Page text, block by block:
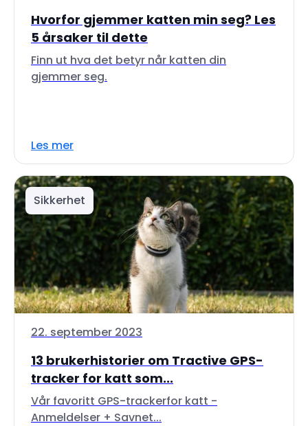
Hvorfor gjemmer katten min seg? Les
5 årsaker til dette
Finn ut hva det betyr når katten din
gjemmer seg.
Les mer
Sikkerhet
22. september 2023
13 brukerhistorier om Tractive GPS-
tracker for katt som...
Vår favoritt GPS-trackerfor katt -
Anmeldelser + Savnet...